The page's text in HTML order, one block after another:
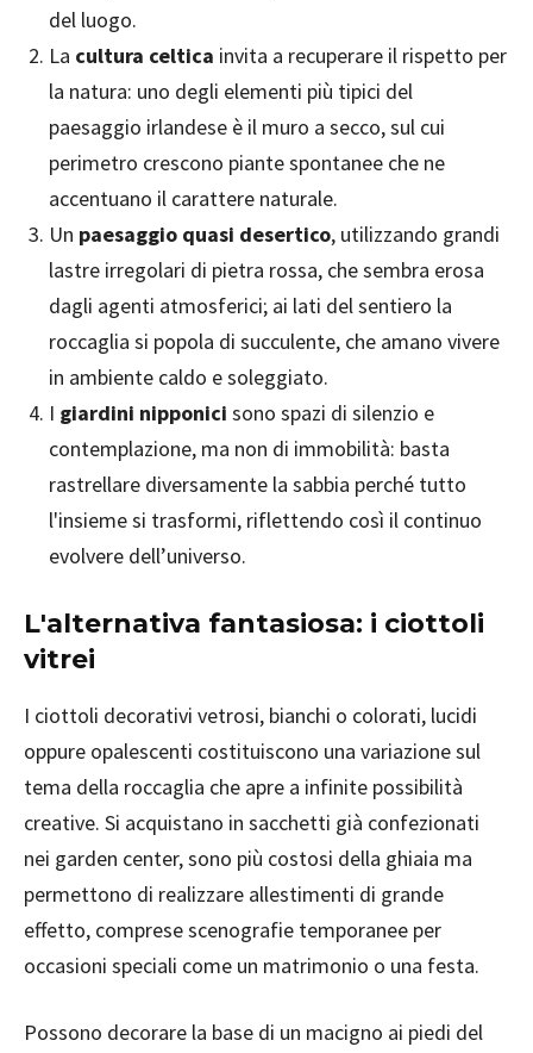
del luogo.
La cultura celtica invita a recuperare il rispetto per
la natura: uno degli elementi più tipici del
paesaggio irlandese è il muro a secco, sul cui
perimetro crescono piante spontanee che ne
accentuano il carattere naturale.
Un paesaggio quasi desertico, utilizzando grandi
lastre irregolari di pietra rossa, che sembra erosa
dagli agenti atmosferici; ai lati del sentiero la
roccaglia si popola di succulente, che amano vivere
in ambiente caldo e soleggiato.
I giardini nipponici sono spazi di silenzio e
contemplazione, ma non di immobilità: basta
rastrellare diversamente la sabbia perché tutto
l'insieme si trasformi, riflettendo così il continuo
evolvere dell’universo.
L'alternativa fantasiosa: i ciottoli
vitrei
I ciottoli decorativi vetrosi, bianchi o colorati, lucidi
oppure opalescenti costituiscono una variazione sul
tema della roccaglia che apre a infinite possibilità
creative. Si acquistano in sacchetti già confezionati
nei garden center, sono più costosi della ghiaia ma
permettono di realizzare allestimenti di grande
effetto, comprese scenografie temporanee per
occasioni speciali come un matrimonio o una festa.
Possono decorare la base di un macigno ai piedi del